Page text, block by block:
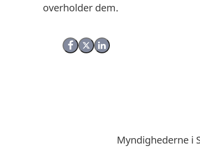
Del på Facebook
Del på X (Twitter)
Del på LinkedIn
overholder dem.
Myndighederne i